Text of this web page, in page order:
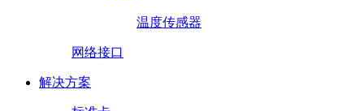
温度传感器
网络接口
解决方案